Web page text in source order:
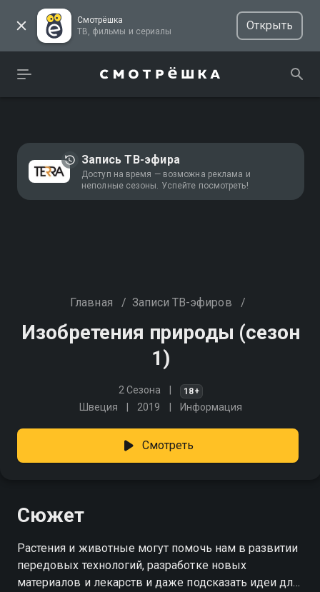
Смотрёшка
ТВ, фильмы и сериалы
Открыть
Запись ТВ-эфира
Доступ на время — возможна реклама и
неполные сезоны. Успейте посмотреть!
Главная / Записи ТВ-эфиров /
Изобретения природы (сезон
1)
2 Сезона 18+
Швеция 2019 Информация
Смотреть
Сюжет
Растения и животные могут помочь нам в развитии
передовых технологий, разработке новых
материалов и лекарств и даже подсказать идеи для